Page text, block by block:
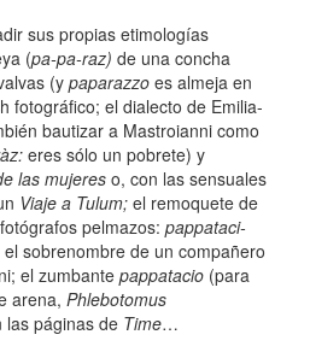
sus propias etimologías
(pa-pa-raz) de una concha
(y paparazzo es almeja en
fotográfico; el dialecto de Emilia-
bautizar a Mastroianni como
eres sólo un pobrete) y
las mujeres o, con las sensuales
Viaje a Tulum; el remoquete de
pelmazos: pappataci-
sobrenombre de un compañero
el zumbante pappatacio (para
arena, Phlebotomus
las páginas de Time…